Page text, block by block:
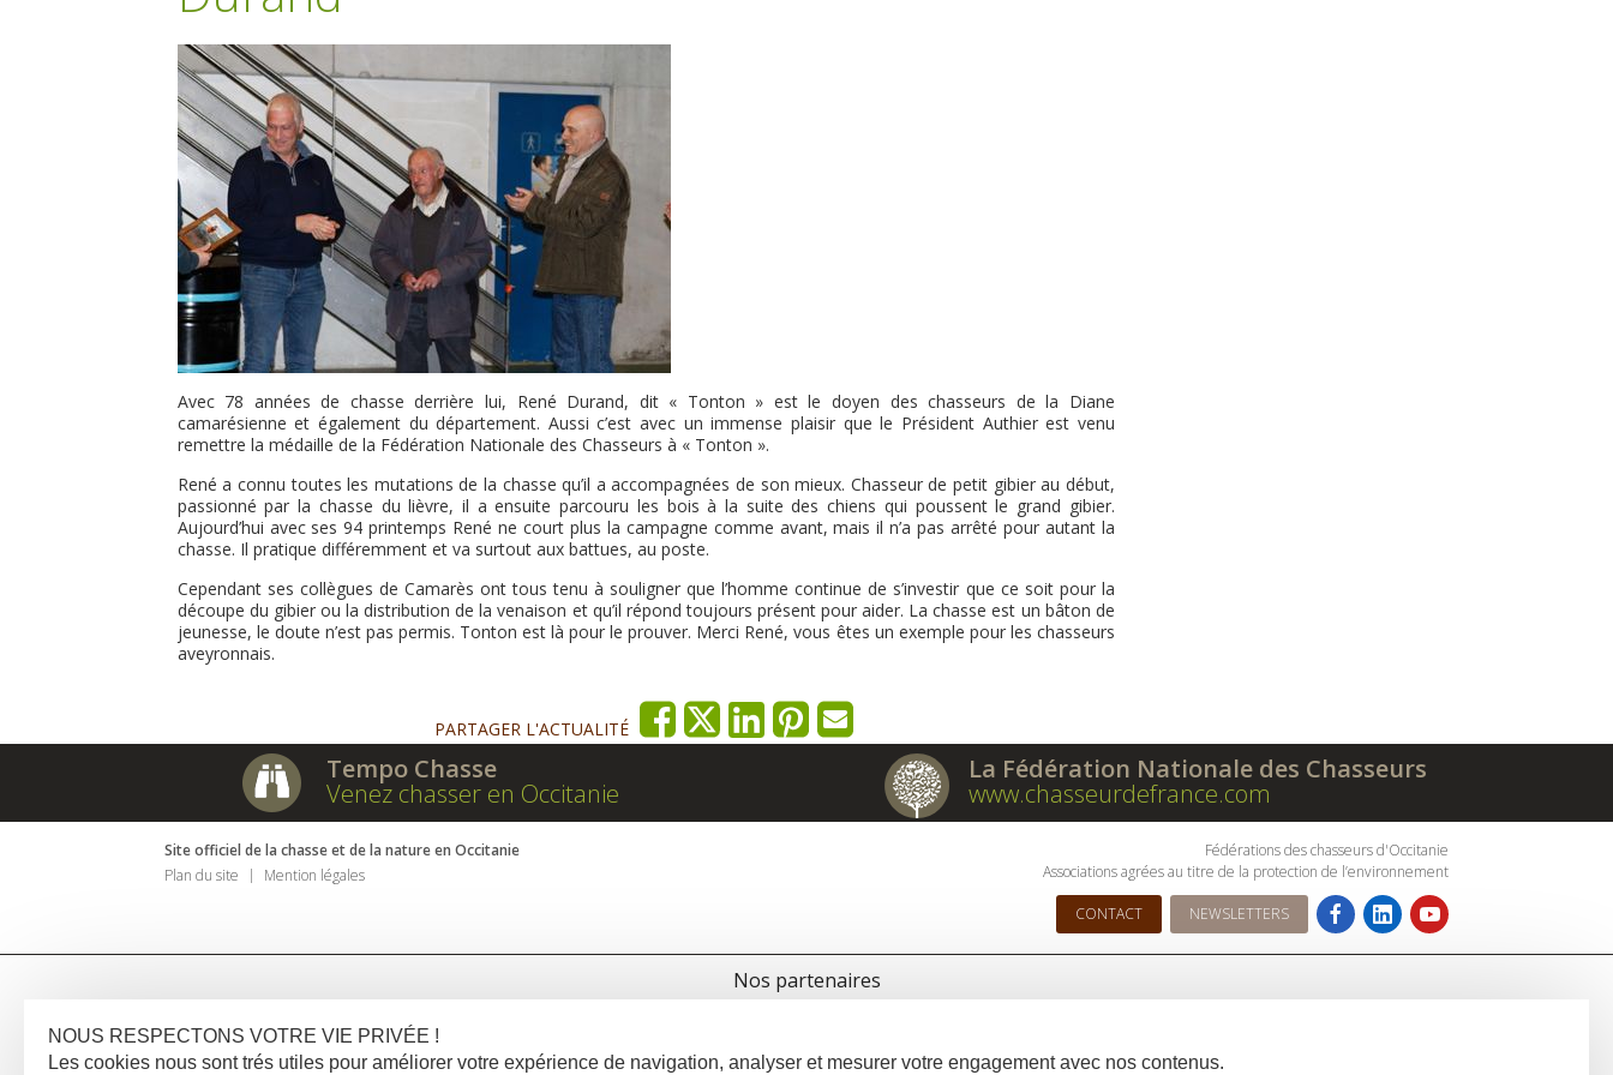
Avec 78 années de chasse derrière lui, René Durand, dit « Tonton » est le doyen des chasseurs de la Diane
camarésienne et également du département. Aussi c’est avec un immense plaisir que le Président Authier est venu
remettre la médaille de la Fédération Nationale des Chasseurs à « Tonton ».
René a connu toutes les mutations de la chasse qu’il a accompagnées de son mieux. Chasseur de petit gibier au début,
passionné par la chasse du lièvre, il a ensuite parcouru les bois à la suite des chiens qui poussent le grand gibier.
Aujourd’hui avec ses 94 printemps René ne court plus la campagne comme avant, mais il n’a pas arrêté pour autant la
chasse. Il pratique différemment et va surtout aux battues, au poste.
Cependant ses collègues de Camarès ont tous tenu à souligner que l’homme continue de s’investir que ce soit pour la
découpe du gibier ou la distribution de la venaison et qu’il répond toujours présent pour aider. La chasse est un bâton de
jeunesse, le doute n’est pas permis. Tonton est là pour le prouver. Merci René, vous êtes un exemple pour les chasseurs
aveyronnais.
PARTAGER L'ACTUALITÉ
Tempo Chasse
Venez chasser en Occitanie
La Fédération Nationale des Chasseurs
www.chasseurdefrance.com
Site officiel de la chasse et de la nature en Occitanie
Plan du site
Mention légales
Fédérations des chasseurs d'Occitanie
Associations agrées au titre de la protection de l’environnement
CONTACT NEWSLETTERS
Nos partenaires
NOUS RESPECTONS VOTRE VIE PRIVÉE !
Les cookies nous sont trés utiles pour améliorer votre expérience de navigation, analyser et mesurer votre engagement avec nos contenus.